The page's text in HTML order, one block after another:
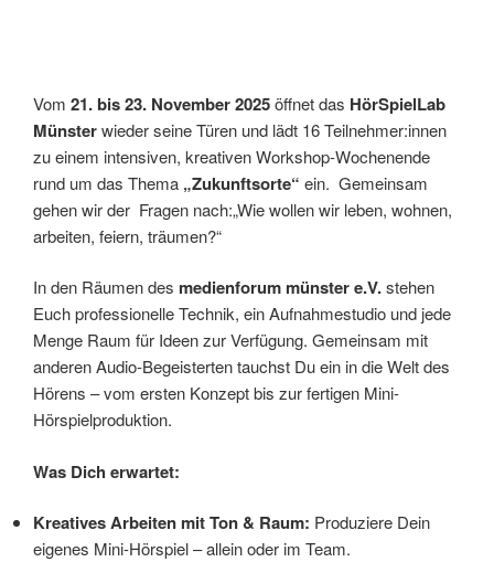
Vom 21. bis 23. November 2025öffnet das HörSpielLab
Münsterwieder seine Türen und lädt 16 Teilnehmer:innen
zu einem intensiven, kreativen Workshop-Wochenende
rund um das Thema „Zukunftsorte“ ein. Gemeinsam
gehen wir der Fragen nach:„Wie wollen wir leben, wohnen,
arbeiten, feiern, träumen?“
In den Räumen des medienforum münster e.V.stehen
Euch professionelle Technik, ein Aufnahmestudio und jede
Menge Raum für Ideen zur Verfügung. Gemeinsam mit
anderen Audio-Begeisterten tauchst Du ein in die Welt des
Hörens – vom ersten Konzept bis zur fertigen Mini-
Hörspielproduktion.
Was Dich erwartet:
Kreatives Arbeiten mit Ton & Raum: Produziere Dein
eigenes Mini-Hörspiel – allein oder im Team.